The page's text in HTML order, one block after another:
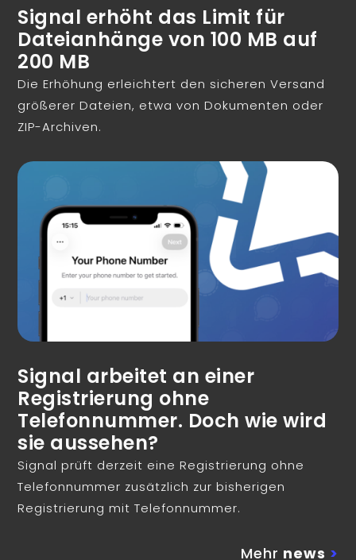
Signal erhöht das Limit für
Dateianhänge von 100 MB auf
200 MB
Die Erhöhung erleichtert den sicheren Versand
größerer Dateien, etwa von Dokumenten oder
ZIP-Archiven.
Signal arbeitet an einer
Registrierung ohne
Telefonnummer. Doch wie wird
sie aussehen?
Signal prüft derzeit eine Registrierung ohne
Telefonnummer zusätzlich zur bisherigen
Registrierung mit Telefonnummer.
Mehr news >